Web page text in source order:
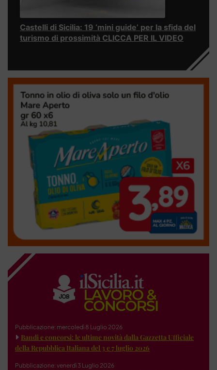
Castelli di Sicilia: 19 ‘mini guide’ per la sfida del
turismo di prossimità CLICCA PER IL VIDEO
Pubblicazione: mercoledì 8 Luglio 2026
Bandi e concorsi: le ultime novità dalla Gazzetta Ufficiale
della Repubblica Italiana del 3 e 7 luglio 2026
Pubblicazione: venerdì 3 Luglio 2026